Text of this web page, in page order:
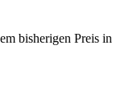
bisherigen Preis in